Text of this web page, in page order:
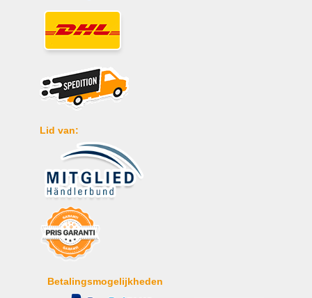
Lid van:
Betalingsmogelijkheden